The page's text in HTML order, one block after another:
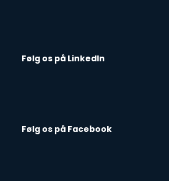
Følg os på LinkedIn
Følg os på Facebook